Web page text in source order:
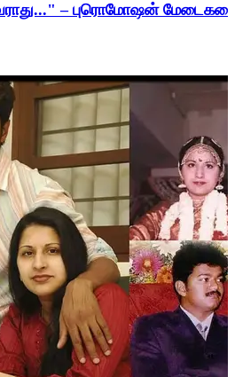
– புரொமோஷன்